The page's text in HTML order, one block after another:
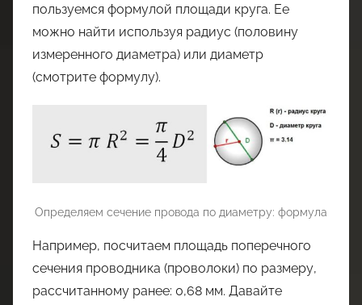
пользуемся формулой площади круга. Ее
можно найти используя радиус (половину
измеренного диаметра) или диаметр
(смотрите формулу).
Определяем сечение провода по диаметру: формула
Например, посчитаем площадь поперечного
сечения проводника (проволоки) по размеру,
рассчитанному ранее: 0,68 мм. Давайте